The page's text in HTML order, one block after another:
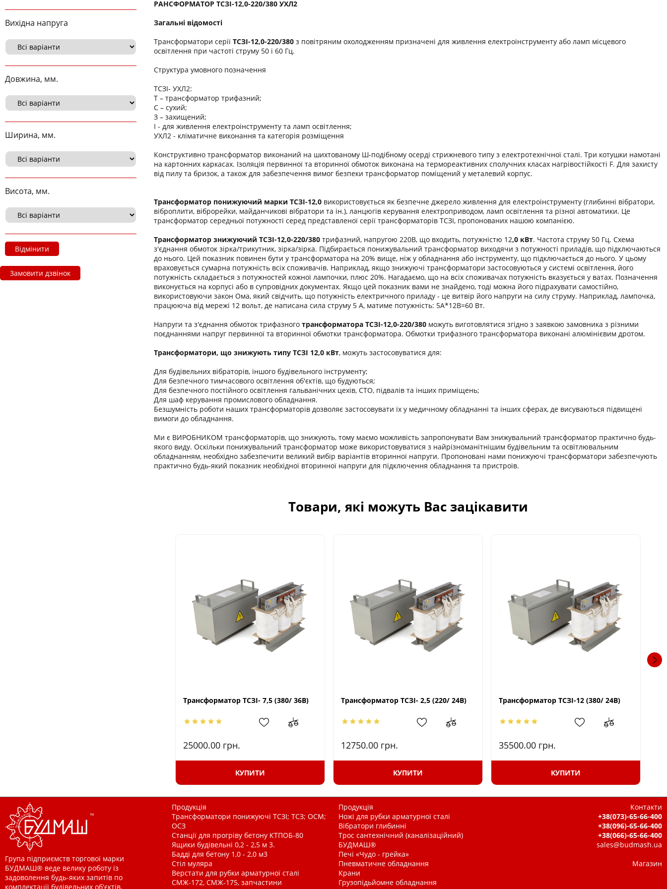
Вихідна напруга
Довжина, мм.
Ширина, мм.
Висота, мм.
Відмінити
Замовити дзвінок
РАНСФОРМАТОР ТСЗІ-12,0-220/380 УХЛ2
Загальні відомості
Трансформатори серії ТСЗІ-12,0-220/380 з повітряним охолодженням призначені для живлення електроінструменту або ламп місцевого
освітлення при частоті струму 50 і 60 Гц.
Структура умовного позначення
ТСЗІ- УХЛ2:
Т – трансформатор трифазний;
С – сухий;
З – захищений;
І - для живлення електроінструменту та ламп освітлення;
УХЛ2 - кліматичне виконання та категорія розміщення
Конструктивно трансформатор виконаний на шихтованому Ш-подібному осерді стрижневого типу з електротехнічної сталі. Три котушки намотані
на картонних каркасах. Ізоляція первинної та вторинної обмоток виконана на термореактивних сполучних класах нагрівостійкості F. Для захисту
від пилу та бризок, а також для забезпечення вимог безпеки трансформатор поміщений у металевий корпус.
Трансформатор понижуючий марки ТСЗІ-12,0 використовується як безпечне джерело живлення для електроінструменту (глибинні вібратори,
віброплити, віброрейки, майданчикові вібратори та ін.), ланцюгів керування електроприводом, ламп освітлення та різної автоматики. Це
трансформатор середньої потужності серед представленої серії трансформаторів ТСЗІ, пропонованих нашою компанією.
Трансформатор знижуючий ТСЗІ-12,0-220/380 трифазний, напругою 220В, що входить, потужністю 12,0 кВт. Частота струму 50 Гц. Схема
з'єднання обмоток зірка/трикутник, зірка/зірка. Підбирається понижувальний трансформатор виходячи з потужності приладів, що підключаються
до нього. Цей показник повинен бути у трансформатора на 20% вище, ніж у обладнання або інструменту, що підключається до нього. У цьому
враховується сумарна потужність всіх споживачів. Наприклад, якщо знижуючі трансформатори застосовуються у системі освітлення, його
потужність складається з потужностей кожної лампочки, плюс 20%. Нагадаємо, що на всіх споживачах потужність вказується у ватах. Позначення
виконується на корпусі або в супровідних документах. Якщо цей показник вами не знайдено, тоді можна його підрахувати самостійно,
використовуючи закон Ома, який свідчить, що потужність електричного приладу - це витвір його напруги на силу струму. Наприклад, лампочка,
працююча від мережі 12 вольт, де написана сила струму 5 А, матиме потужність: 5А*12В=60 Вт.
Напруги та з'єднання обмоток трифазного трансформатора ТСЗІ-12,0-220/380 можуть виготовлятися згідно з заявкою замовника з різними
поєднаннями напруг первинної та вторинної обмотки трансформатора. Обмотки трифазного трансформатора виконані алюмінієвим дротом.
Трансформатори, що знижують типу ТСЗІ 12,0 кВт, можуть застосовуватися для:
Для будівельних вібраторів, іншого будівельного інструменту;
Для безпечного тимчасового освітлення об'єктів, що будуються;
Для безпечного постійного освітлення гальванічних цехів, СТО, підвалів та інших приміщень;
Для шаф керування промислового обладнання.
Безшумність роботи наших трансформаторів дозволяє застосовувати їх у медичному обладнанні та інших сферах, де висуваються підвищені
вимоги до обладнання.
Ми є ВИРОБНИКОМ трансформаторів, що знижують, тому маємо можливість запропонувати Вам знижувальний трансформатор практично будь-
якого виду. Оскільки понижувальний трансформатор може використовуватися з найрізноманітнішим будівельним та освітлювальним
обладнанням, необхідно забезпечити великий вибір варіантів вторинної напруги. Пропоновані нами понижуючі трансформатори забезпечують
практично будь-який показник необхідної вторинної напруги для підключення обладнання та пристроїв.
Товари, які можуть Вас зацікавити
Трансформатор ТСЗІ- 7,5 (380/ 36В)
25000.00 грн.
КУПИТИ
Трансформатор ТСЗІ- 2,5 (220/ 24В)
12750.00 грн.
КУПИТИ
Трансформатор ТСЗІ-12 (380/ 24В)
35500.00 грн.
КУПИТИ
Група підприємств торгової марки
БУДМАШ® веде велику роботу із
задоволення будь-яких запитів по
комплектації будівельних об'єктів.
Продукція
Трансформатори понижуючі ТСЗІ; ТСЗ; ОСМ;
ОСЗ
Станції для прогріву бетону КТПОБ-80
Ящики будівельні 0,2 - 2,5 м 3.
Бадді для бетону 1,0 - 2,0 м3
Стіл муляра
Верстати для рубки арматурної сталі
СМЖ-172, СМЖ-175, запчастини
Продукція
Ножі для рубки арматурної сталі
Вібратори глибинні
Трос сантехнічний (каналізаційний)
БУДМАШ®
Печі «Чудо - грейка»
Пневматичне обладнання
Крани
Грузопідьйомне обладнання
Контакти
+38(073)-65-66-400
+38(096)-65-66-400
+38(066)-65-66-400
sales@budmash.ua
Магазин